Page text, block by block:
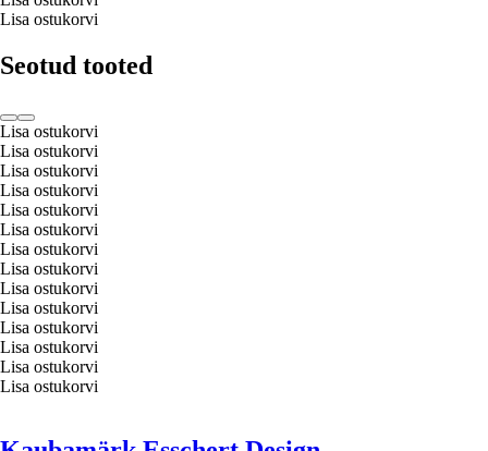
Lisa ostukorvi
Seotud tooted
Lisa ostukorvi
Lisa ostukorvi
Lisa ostukorvi
Lisa ostukorvi
Lisa ostukorvi
Lisa ostukorvi
Lisa ostukorvi
Lisa ostukorvi
Lisa ostukorvi
Lisa ostukorvi
Lisa ostukorvi
Lisa ostukorvi
Lisa ostukorvi
Lisa ostukorvi